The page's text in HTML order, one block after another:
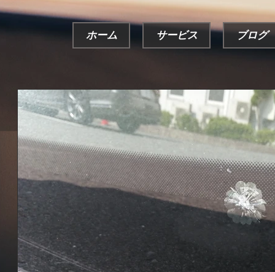
ホーム サービス ブログ